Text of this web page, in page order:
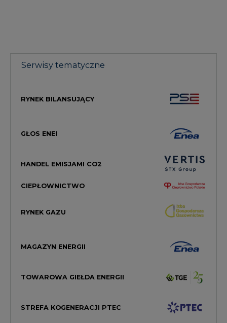
Serwisy tematyczne
RYNEK BILANSUJĄCY
GŁOS ENEI
HANDEL EMISJAMI CO2
CIEPŁOWNICTWO
RYNEK GAZU
MAGAZYN ENERGII
TOWAROWA GIEŁDA ENERGII
STREFA KOGENERACJI PTEC